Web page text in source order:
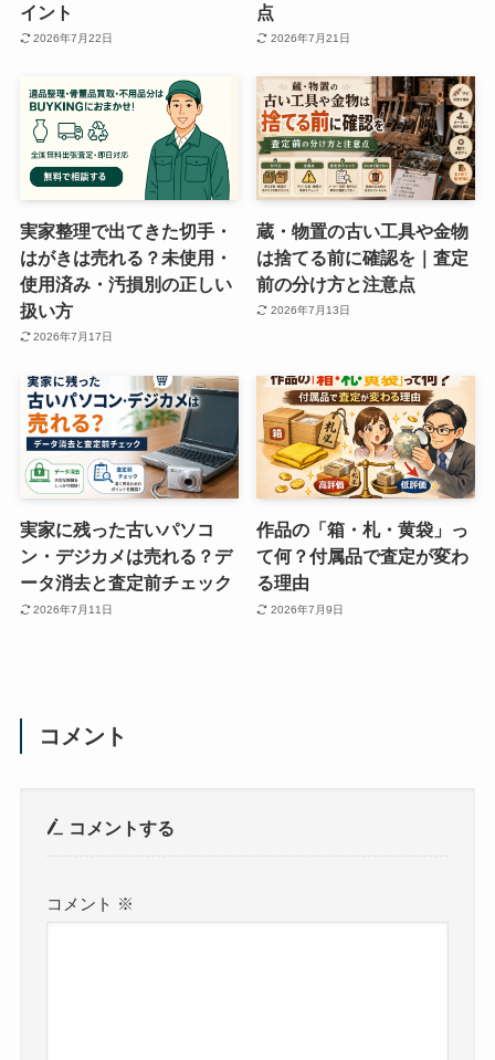
イント
2026年7月22日
点
2026年7月21日
実家整理で出てきた切手・
はがきは売れる？未使用・
使用済み・汚損別の正しい
扱い方
2026年7月17日
蔵・物置の古い工具や金物
は捨てる前に確認を｜査定
前の分け方と注意点
2026年7月13日
実家に残った古いパソコ
ン・デジカメは売れる？デ
ータ消去と査定前チェック
2026年7月11日
作品の「箱・札・黄袋」っ
て何？付属品で査定が変わ
る理由
2026年7月9日
コメント
コメントする
コメント ※